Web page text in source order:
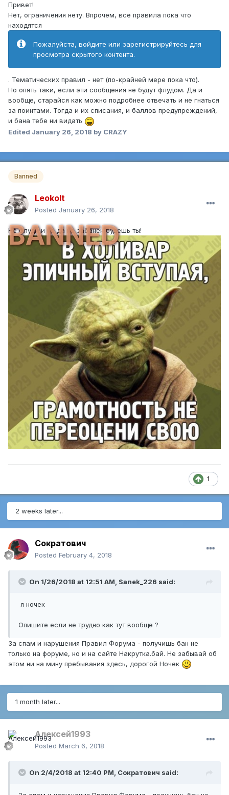
Привет!
Нет, ограничения нету. Впрочем, все правила пока что
находятся
Пожалуйста, войдите или зарегистрируйтесь для
просмотра скрытого контента.
. Тематических правил - нет (по-крайней мере пока что).
Но опять таки, если эти сообщения не будут флудом. Да и
вообще, старайся как можно подробнее отвечать и не гнаться
за поинтами. Тогда и их списания, и баллов предупреждений,
и бана тебе ни видать
Edited January 26, 2018 by CRAZY
Banned
Leokolt
Posted January 26, 2018
BANNED
Не флуди и не да не забанен будешь ты!
1
2 weeks later...
Сократович
Posted February 4, 2018
On 1/26/2018 at 12:51 AM, Sanek_226 said:
я ночек
Опишите если не трудно как тут вообще ?
За спам и нарушения Правил Форума - получишь бан не
только на форуме, но и на сайте Накрутка.бай. Не забывай об
этом ни на мину пребывания здесь, дорогой Ночек
1 month later...
Алексей1993
Posted March 6, 2018
On 2/4/2018 at 12:40 PM, Сократович said: